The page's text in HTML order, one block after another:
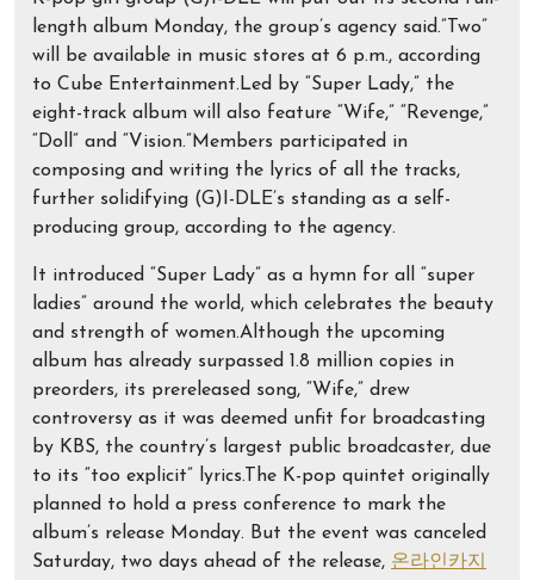
length album Monday, the group’s agency said.”Two”
will be available in music stores at 6 p.m., according
to Cube Entertainment.Led by “Super Lady,” the
eight-track album will also feature “Wife,” “Revenge,”
“Doll” and “Vision.”Members participated in
composing and writing the lyrics of all the tracks,
further solidifying (G)I-DLE’s standing as a self-
producing group, according to the agency.
It introduced “Super Lady” as a hymn for all “super
ladies” around the world, which celebrates the beauty
and strength of women.Although the upcoming
album has already surpassed 1.8 million copies in
preorders, its prereleased song, “Wife,” drew
controversy as it was deemed unfit for broadcasting
by KBS, the country’s largest public broadcaster, due
to its “too explicit” lyrics.The K-pop quintet originally
planned to hold a press conference to mark the
album’s release Monday. But the event was canceled
Saturday, two days ahead of the release, 온라인카지